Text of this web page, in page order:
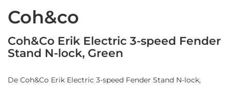
Coh&co
Coh&Co Erik Electric 3-speed Fender
Stand N-lock, Green
De Coh&Co Erik Electric 3-speed Fender Stand N-lock,